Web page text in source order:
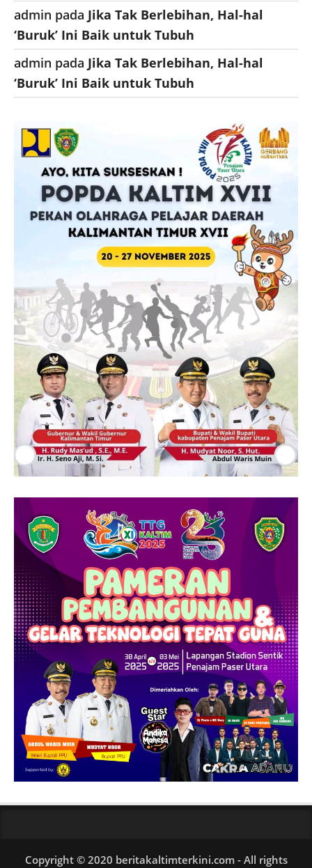
admin pada Jika Tak Berlebihan, Hal-hal
‘Buruk’ Ini Baik untuk Tubuh
admin pada Jika Tak Berlebihan, Hal-hal
‘Buruk’ Ini Baik untuk Tubuh
Copyright © 2020 beritakaltimterkini.com - All rights